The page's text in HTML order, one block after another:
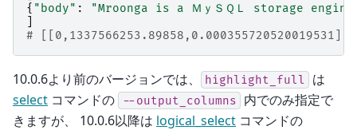
{ "body" :
"Mroonga is a ＭｙＳＱＬ storage
#
10.0.6より前のバージョンでは、 highlight_full
は
select コマンドの --output_columns
内でのみ指定で
きますが、 10.0.6以降は logical_select コマンドの